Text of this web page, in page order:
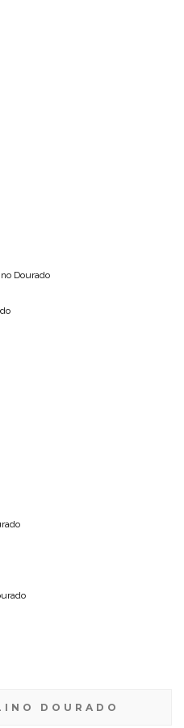
Dourado
DOURADO